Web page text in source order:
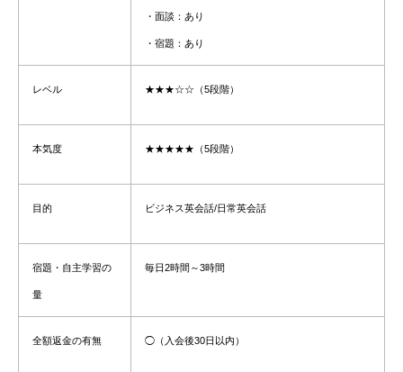
・面談：あり
・宿題：あり
レベル ★★★☆☆（5段階）
本気度 ★★★★★ （5段階）
目的 ビジネス英会話/日常英会話
宿題・自主学習の
量
毎日2時間～3時間
全額返金の有無 ◯（入会後30日以内）